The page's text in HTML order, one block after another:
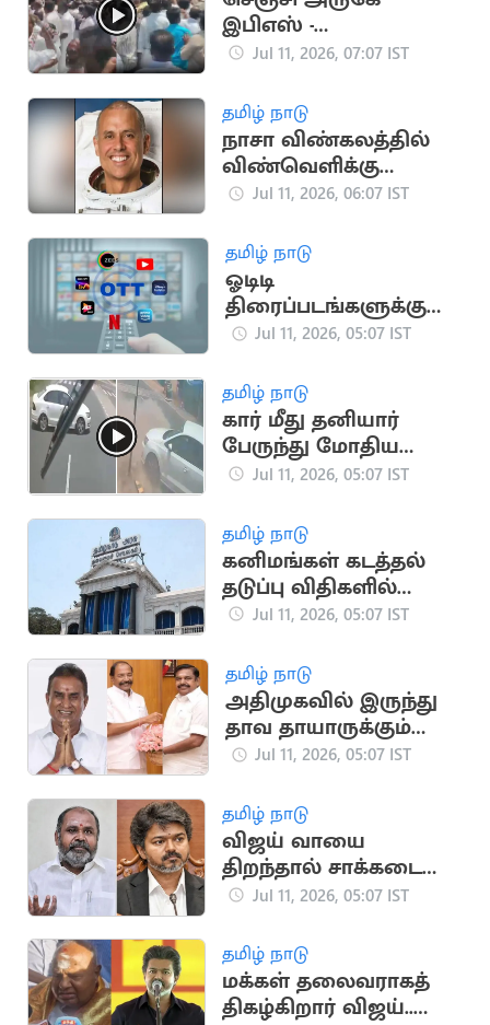
இபிஎஸ் -
சி.வி.சண்முகம் தரப்பு
மோதலால் பரபரப்பு
Jul 11, 2026, 07:07 IST
தமிழ் நாடு
நாசா விண்கலத்தில்
விண்வெளிக்கு
செல்லும் இந்திய
Jul 11, 2026, 06:07 IST
தமிழ் நாடு
ஓடிடி
திரைப்படங்களுக்கு
தணிக்கை? மத்திய
ஆலோசனை
Jul 11, 2026, 05:07 IST
தமிழ் நாடு
கார் மீது தனியார்
பேருந்து மோதிய
பதறவைக்கும் வீடியோ
Jul 11, 2026, 05:07 IST
தமிழ் நாடு
கனிமங்கள் கடத்தல்
தடுப்பு விதிகளில்
தமிழக அரசு திருத்தம்
Jul 11, 2026, 05:07 IST
தமிழ் நாடு
அதிமுகவில் இருந்து
தாவ தாயாருக்கும்
அடுத்த செட்
Jul 11, 2026, 05:07 IST
தமிழ் நாடு
விஜய் வாயை
திறந்தால் சாக்கடை
தான் வருகிறது..
Jul 11, 2026, 05:07 IST
தமிழ் நாடு
மக்கள் தலைவராகத்
திகழ்கிறார் விஜய்..